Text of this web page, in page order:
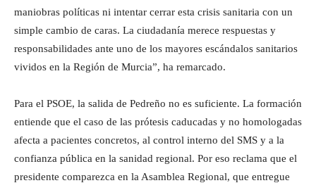
maniobras políticas ni intentar cerrar esta crisis sanitaria con un
simple cambio de caras. La ciudadanía merece respuestas y
responsabilidades ante uno de los mayores escándalos sanitarios
vividos en la Región de Murcia”, ha remarcado.
Para el PSOE, la salida de Pedreño no es suficiente. La formación
entiende que el caso de las prótesis caducadas y no homologadas
afecta a pacientes concretos, al control interno del SMS y a la
confianza pública en la sanidad regional. Por eso reclama que el
presidente comparezca en la Asamblea Regional, que entregue